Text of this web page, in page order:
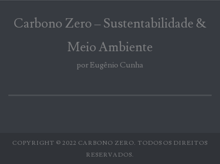
Carbono Zero – Sustentabilidade &
Meio Ambiente
por Eugênio Cunha
COPYRIGHT © 2022 CARBONO ZERO. TODOS OS DIREITOS
RESERVADOS.